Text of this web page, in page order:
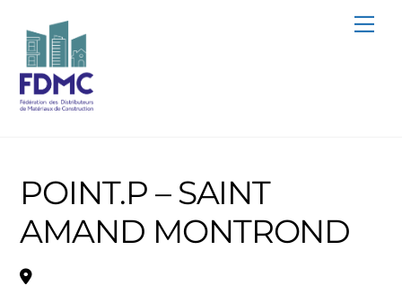
content
POINT.P – SAINT
AMAND MONTROND